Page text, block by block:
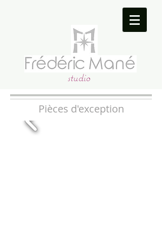
studio
Pièces d'exception